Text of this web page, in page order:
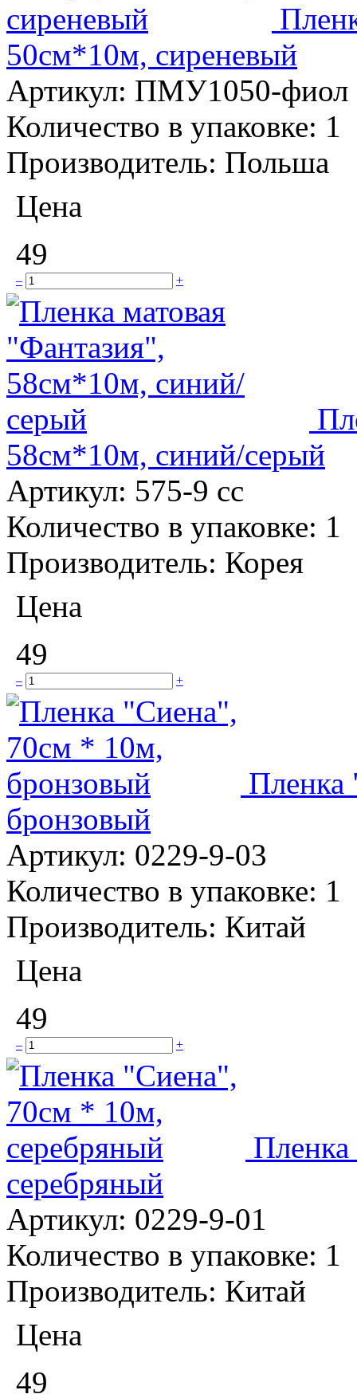
50см*10м, сиреневый
Артикул: ПМУ1050-фиол
Количество в упаковке: 1
Производитель: Польша
Цена
49
– +
58см*10м, синий/серый
Артикул: 575-9 сс
Количество в упаковке: 1
Производитель: Корея
Цена
49
– +
бронзовый
Артикул: 0229-9-03
Количество в упаковке: 1
Производитель: Китай
Цена
49
– +
серебряный
Артикул: 0229-9-01
Количество в упаковке: 1
Производитель: Китай
Цена
49